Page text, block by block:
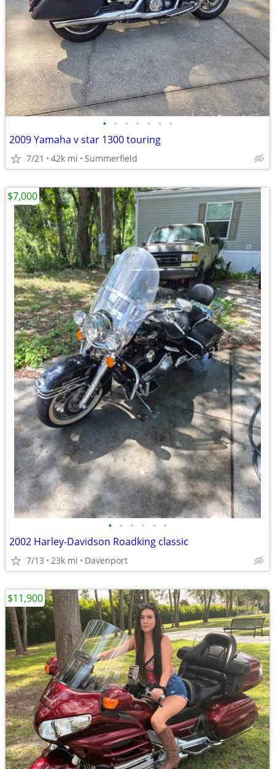
• • • • • • •
2009 Yamaha v star 1300 touring
7/21 42k mi Summerfield
• • • • • •
2002 Harley-Davidson Roadking classic
7/13 23k mi Davenport
$7,000
$11,900